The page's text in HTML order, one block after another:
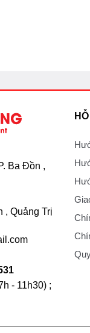
Ba Đồn ,
, Quảng Trị
- 11h30) ;